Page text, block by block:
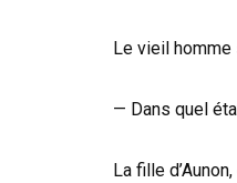
Le vieil homme
— Dans quel
La fille